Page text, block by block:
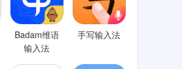
Badam维语
输入法
手写输入法